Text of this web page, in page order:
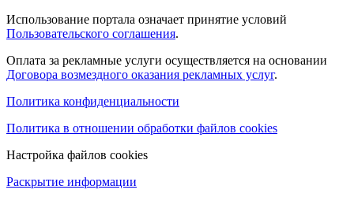
Использование портала означает принятие условий
Пользовательского соглашения.
Оплата за рекламные услуги осуществляется на основании
Договора возмездного оказания рекламных услуг.
Политика конфиденциальности
Политика в отношении обработки файлов cookies
Настройка файлов cookies
Раскрытие информации